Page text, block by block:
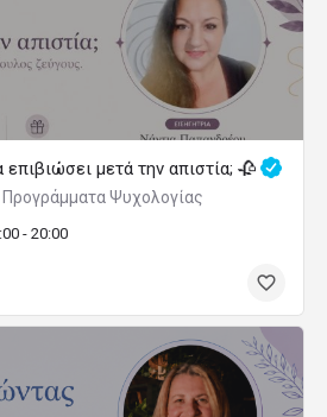
μετά την απιστία; 🥀
Προγράμματα Ψυχολογίας
- 20:00